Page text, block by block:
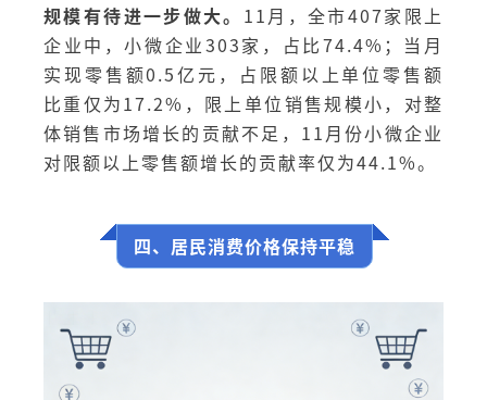
规模有待进一步做大。 11月，全市407家限上
企业中，小微企业303家，占比74.4%；当月
实现零售额0.5亿元，占限额以上单位零售额
比重仅为17.2%，限上单位销售规模小，对整
体销售市场增长的贡献不足，11月份小微企业
对限额以上零售额增长的贡献率仅为44.1%。
四、居民消费价格保持平稳